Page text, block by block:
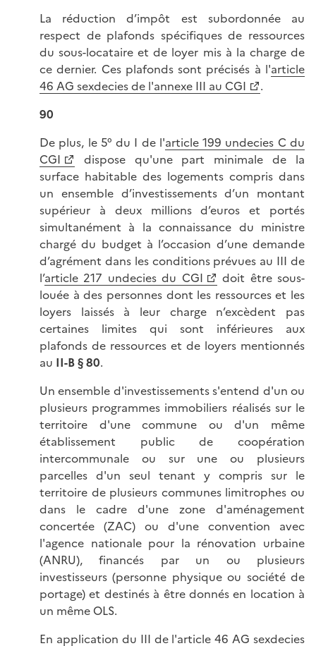
La réduction d’impôt est subordonnée au
respect de plafonds spécifiques de ressources
du sous-locataire et de loyer mis à la charge de
ce dernier. Ces plafonds sont précisés à l'article
46 AG sexdecies de l'annexe III au CGI
.
90
De plus, le 5° du I de l'article 199 undecies C du
CGI
dispose qu'une part minimale de la
surface habitable des logements compris dans
un ensemble d’investissements d’un montant
supérieur à deux millions d’euros et portés
simultanément à la connaissance du ministre
chargé du budget à l’occasion d’une demande
d’agrément dans les conditions prévues au III de
l’article 217 undecies du CGI
doit être sous-
louée à des personnes dont les ressources et les
loyers laissés à leur charge n’excèdent pas
certaines limites qui sont inférieures aux
plafonds de ressources et de loyers mentionnés
au II-B § 80.
Un ensemble d'investissements s'entend d'un ou
plusieurs programmes immobiliers réalisés sur le
territoire d'une commune ou d'un même
établissement public de coopération
intercommunale ou sur une ou plusieurs
parcelles d'un seul tenant y compris sur le
territoire de plusieurs communes limitrophes ou
dans le cadre d'une zone d'aménagement
concertée (ZAC) ou d'une convention avec
l'agence nationale pour la rénovation urbaine
(ANRU), financés par un ou plusieurs
investisseurs (personne physique ou société de
portage) et destinés à être donnés en location à
un même OLS.
En application du III de l'article 46 AG sexdecies